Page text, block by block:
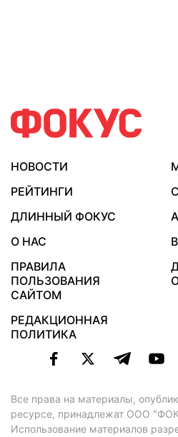
НОВОСТИ
РЕЙТИНГИ
ДЛИННЫЙ ФОКУС
О НАС
ПРАВИЛА
ПОЛЬЗОВАНИЯ
САЙТОМ
РЕДАКЦИОННАЯ
ПОЛИТИКА
Все права на материалы,
ресурсе, принадлежат ООО
Использование материалов